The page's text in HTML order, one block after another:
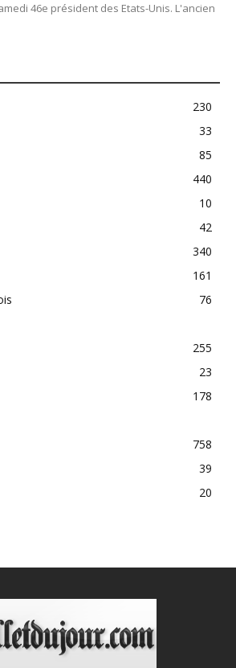
46e président des Etats-Unis. L'ancien
230
33
85
440
10
42
340
161
76
255
23
178
758
39
20